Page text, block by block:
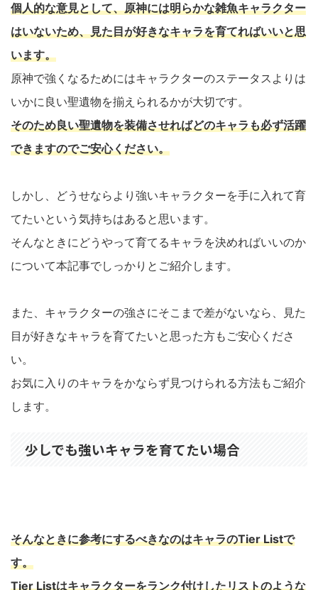
個人的な意見として、原神には明らかな雑魚キャラクター
はいないため、見た目が好きなキャラを育てればいいと思
います。
原神で強くなるためにはキャラクターのステータスよりは
いかに良い聖遺物を揃えられるかが大切です。
そのため良い聖遺物を装備させればどのキャラも必ず活躍
できますのでご安心ください。
しかし、どうせならより強いキャラクターを手に入れて育
てたいという気持ちはあると思います。
そんなときにどうやって育てるキャラを決めればいいのか
について本記事でしっかりとご紹介します。
また、キャラクターの強さにそこまで差がないなら、見た
目が好きなキャラを育てたいと思った方もご安心くださ
い。
お気に入りのキャラをかならず見つけられる方法もご紹介
します。
少しでも強いキャラを育てたい場合
そんなときに参考にするべきなのはキャラのTier Listで
す。
Tier Listはキャラクターをランク付けしたリストのような